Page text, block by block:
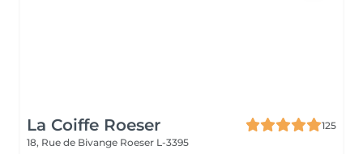
La Coiffe Roeser
125
18, Rue de Bivange Roeser L-3395